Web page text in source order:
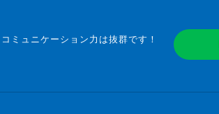
ミュニケーション力は抜群です！